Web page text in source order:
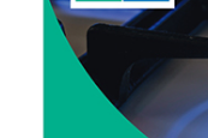
6 Авг 2026 16:01
Калининские
область на
спорта»